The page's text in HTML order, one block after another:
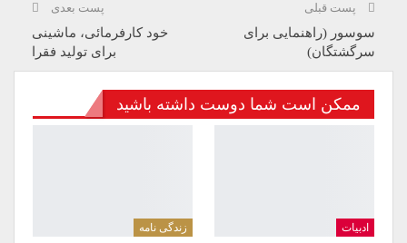
پست قبلی
سوسور (راهنمایی برای
سرگشتگان)
پست بعدی
خود کارفرمائی، ماشینی
برای تولید فقرا
ممکن است شما دوست داشته باشید
ادبیات زندگی نامه